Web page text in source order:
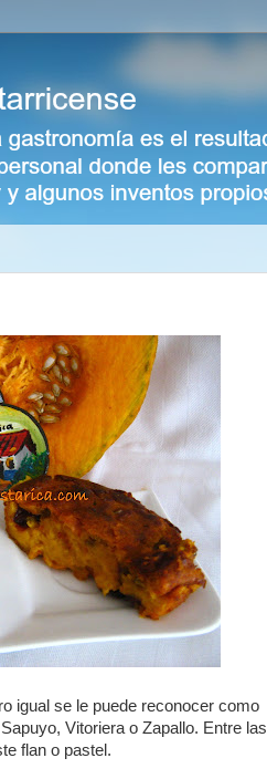
igual se le puede reconocer como
Vitoriera o Zapallo. Entre las
flan o pastel.